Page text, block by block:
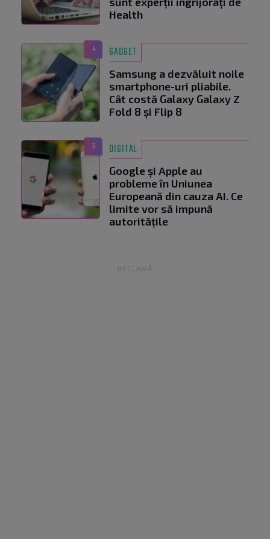
Health
4 GADGET
Samsung a dezvăluit noile
smartphone-uri pliabile.
Cât costă Galaxy Galaxy Z
Fold 8 și Flip 8
5 DIGITAL
Google și Apple au
probleme în Uniunea
Europeană din cauza AI. Ce
limite vor să impună
autoritățile
RECLAMĂ